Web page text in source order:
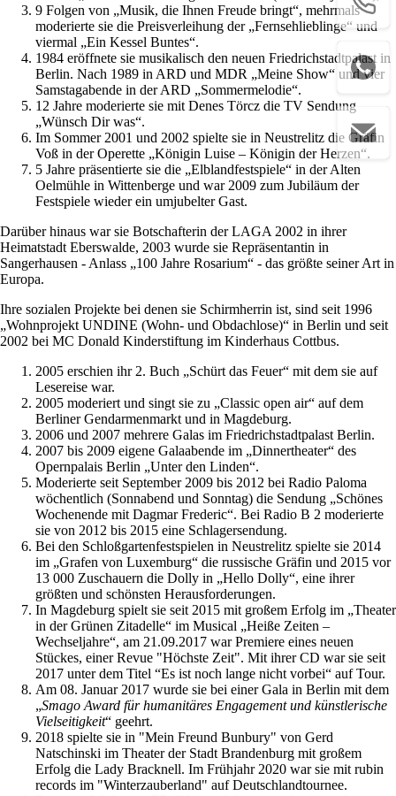
9 Folgen von „Musik, die Ihnen Freude bringt“, mehrmals
moderierte sie die Preisverleihung der „Fernsehlieblinge“ und
viermal „Ein Kessel Buntes“.
1984 eröffnete sie musikalisch den neuen Friedrichstadtpalast in
Berlin. Nach 1989 in ARD und MDR „Meine Show“ und vier
Samstagabende in der ARD „Sommermelodie“.
12 Jahre moderierte sie mit Denes Törcz die TV Sendung
„Wünsch Dir was“.
Im Sommer 2001 und 2002 spielte sie in Neustrelitz die Gräfin
Voß in der Operette „Königin Luise – Königin der Herzen“.
5 Jahre präsentierte sie die „Elblandfestspiele“ in der Alten
Oelmühle in Wittenberge und war 2009 zum Jubiläum der
Festspiele wieder ein umjubelter Gast.
Darüber hinaus war sie Botschafterin der LAGA 2002 in ihrer
Heimatstadt Eberswalde, 2003 wurde sie Repräsentantin in
Sangerhausen - Anlass „100 Jahre Rosarium“ - das größte seiner Art in
Europa.
Ihre sozialen Projekte bei denen sie Schirmherrin ist, sind seit 1996
„Wohnprojekt UNDINE (Wohn- und Obdachlose)“ in Berlin und seit
2002 bei MC Donald Kinderstiftung im Kinderhaus Cottbus.
2005 erschien ihr 2. Buch „Schürt das Feuer“ mit dem sie auf
Lesereise war.
2005 moderiert und singt sie zu „Classic open air“ auf dem
Berliner Gendarmenmarkt und in Magdeburg.
2006 und 2007 mehrere Galas im Friedrichstadtpalast Berlin.
2007 bis 2009 eigene Galaabende im „Dinnertheater“ des
Opernpalais Berlin „Unter den Linden“.
Moderierte seit September 2009 bis 2012 bei Radio Paloma
wöchentlich (Sonnabend und Sonntag) die Sendung „Schönes
Wochenende mit Dagmar Frederic“. Bei Radio B 2 moderierte
sie von 2012 bis 2015 eine Schlagersendung.
Bei den Schloßgartenfestspielen in Neustrelitz spielte sie 2014
im „Grafen von Luxemburg“ die russische Gräfin und 2015 vor
13 000 Zuschauern die Dolly in „Hello Dolly“, eine ihrer
größten und schönsten Herausforderungen.
In Magdeburg spielt sie seit 2015 mit großem Erfolg im „Theater
in der Grünen Zitadelle“ im Musical „Heiße Zeiten –
Wechseljahre“, am 21.09.2017 war Premiere eines neuen
Stückes, einer Revue "Höchste Zeit". Mit ihrer CD war sie seit
2017 unter dem Titel “Es ist noch lange nicht vorbei“ auf Tour.
Am 08. Januar 2017 wurde sie bei einer Gala in Berlin mit dem
„Smago Award für humanitäres Engagement und künstlerische
Vielseitigkeit“ geehrt.
2018 spielte sie in "Mein Freund Bunbury" von Gerd
Natschinski im Theater der Stadt Brandenburg mit großem
Erfolg die Lady Bracknell. Im Frühjahr 2020 war sie mit rubin
records im "Winterzauberland" auf Deutschlandtournee.